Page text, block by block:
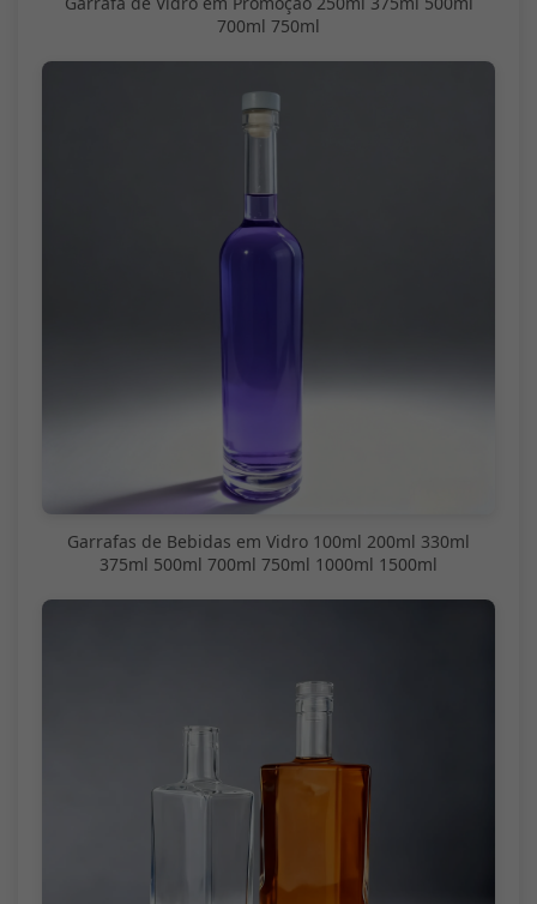
700ml 750ml
Garrafas de Bebidas em Vidro 100ml 200ml 330ml
375ml 500ml 700ml 750ml 1000ml 1500ml